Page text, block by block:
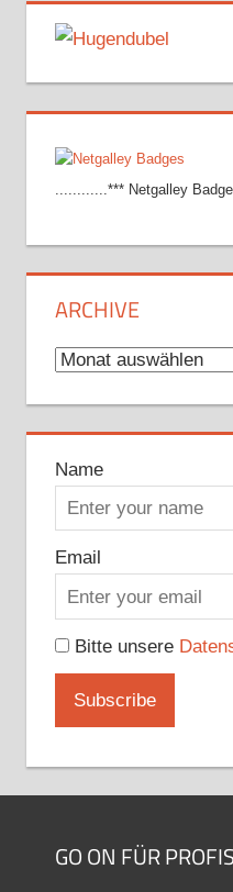
............*** Netgalley
ARCHIVE
Archive
Name
Email
Bitte unsere
GO ON FÜR PROFIS